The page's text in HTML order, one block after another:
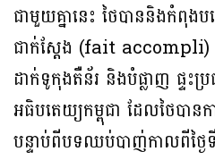
ជាមួយគ្នានេះ ថៃបាននិងកំពុងប
ជាក់ស្តែង (fait accompli)
ដាក់ទូកុងតឺន័រ និងបំផ្លាញ ផ្ទះប្រ
អធិបតេយ្យកម្ពុជា ដែលថៃបា
បន្ទាប់ពីបទឈប់បាញ់កាលពីថ្ងៃ